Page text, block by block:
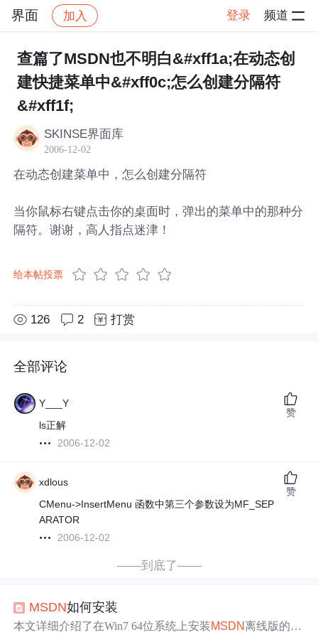
界面 加入 登录 频道
社区 界面 帖子详情
查篇了MSDN也不明白&#xff1a;在动态创
建快捷菜单中&#xff0c;怎么创建分隔符
&#xff1f;
SKINSE界面库
2006-12-02
在动态创建菜单中，怎么创建分隔符
当你鼠标右键点击你的桌面时，弹出的菜单中的那种分
隔符。谢谢，高人指点迷津！
给本帖投票
126 2 打赏
全部评论
Y___Y
ls正解
2006-12-02
赞
xdlous
CMenu->InsertMenu 函数中第三个参数设为MF_SEP
ARATOR
2006-12-02
赞
——到底了——
MSDN如何安装
本文详细介绍了在Win7 64位系统上安装MSDN离线版的方